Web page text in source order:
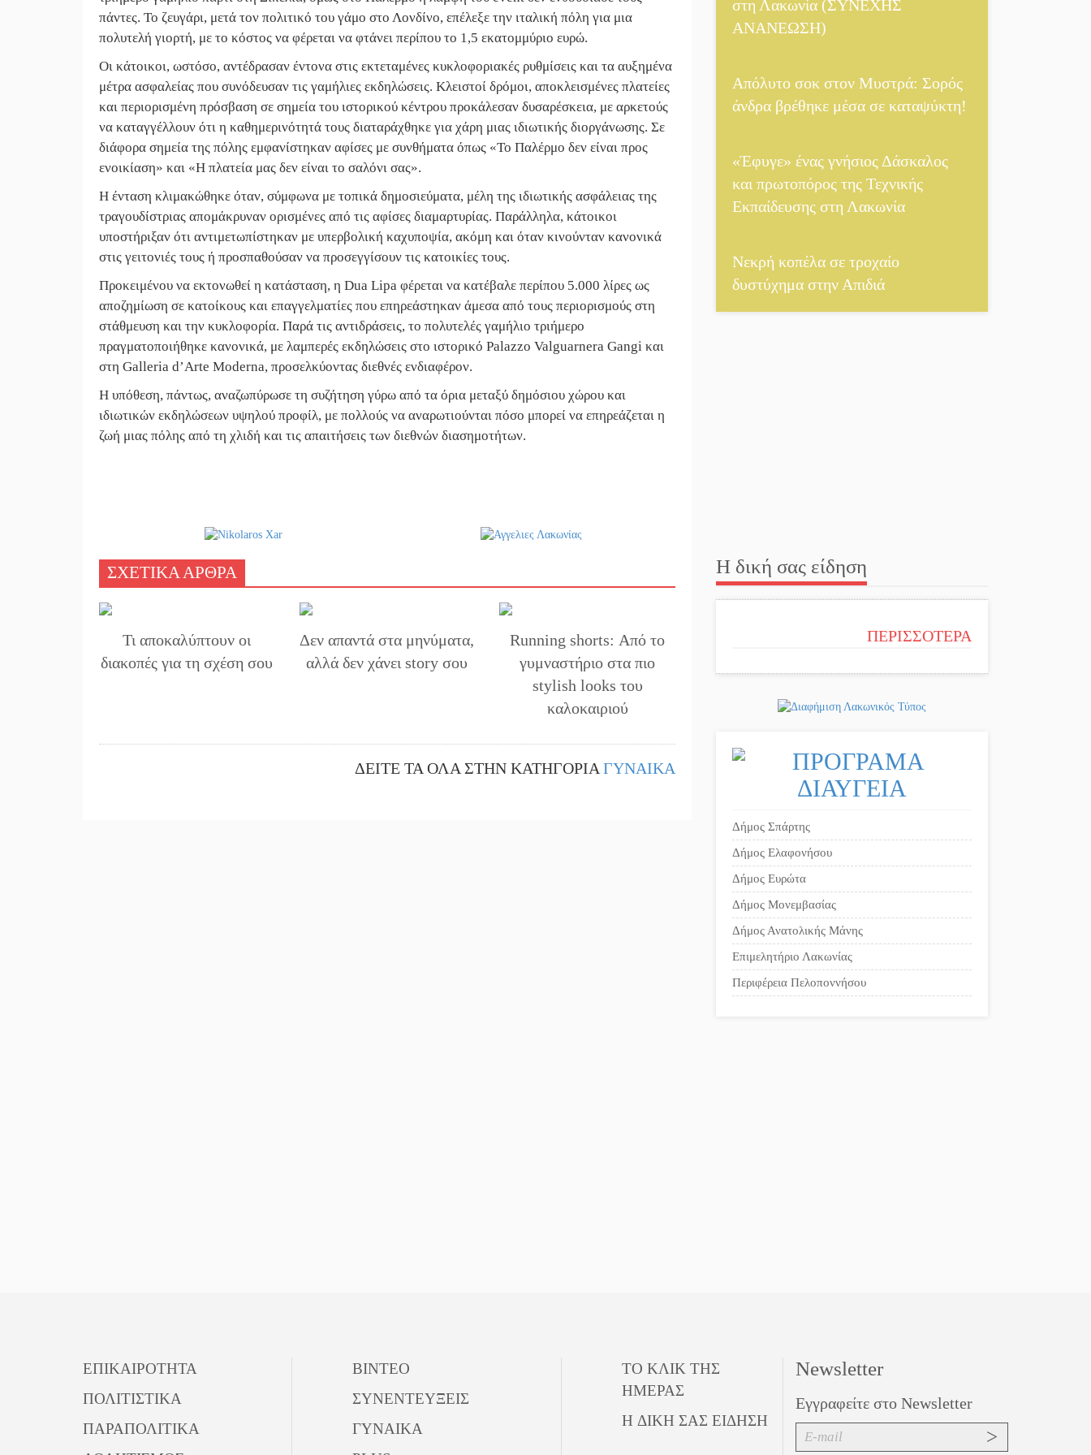
|| Η Έρη Ρίτσου σχολιάζει τα… τραγελαφικά των «κληρονόμων»
|| Η ψυχολογία της ανατροπής στο ποδόσφαιρο
πάντες. Το ζευγάρι, μετά τον πολιτικό του γάμο στο Λονδίνο, επέλεξε την ιταλική πόλη για μια
πολυτελή γιορτή, με το κόστος να φέρεται να φτάνει περίπου το 1,5 εκατομμύριο ευρώ.
Οι κάτοικοι, ωστόσο, αντέδρασαν έντονα στις εκτεταμένες κυκλοφοριακές ρυθμίσεις και τα αυξημένα
μέτρα ασφαλείας που συνόδευσαν τις γαμήλιες εκδηλώσεις. Κλειστοί δρόμοι, αποκλεισμένες πλατείες
και περιορισμένη πρόσβαση σε σημεία του ιστορικού κέντρου προκάλεσαν δυσαρέσκεια, με αρκετούς
να καταγγέλλουν ότι η καθημερινότητά τους διαταράχθηκε για χάρη μιας ιδιωτικής διοργάνωσης. Σε
διάφορα σημεία της πόλης εμφανίστηκαν αφίσες με συνθήματα όπως «Το Παλέρμο δεν είναι προς
ενοικίαση» και «Η πλατεία μας δεν είναι το σαλόνι σας».
Η ένταση κλιμακώθηκε όταν, σύμφωνα με τοπικά δημοσιεύματα, μέλη της ιδιωτικής ασφάλειας της
τραγουδίστριας απομάκρυναν ορισμένες από τις αφίσες διαμαρτυρίας. Παράλληλα, κάτοικοι
υποστήριξαν ότι αντιμετωπίστηκαν με υπερβολική καχυποψία, ακόμη και όταν κινούνταν κανονικά
στις γειτονιές τους ή προσπαθούσαν να προσεγγίσουν τις κατοικίες τους.
Προκειμένου να εκτονωθεί η κατάσταση, η Dua Lipa φέρεται να κατέβαλε περίπου 5.000 λίρες ως
αποζημίωση σε κατοίκους και επαγγελματίες που επηρεάστηκαν άμεσα από τους περιορισμούς στη
στάθμευση και την κυκλοφορία. Παρά τις αντιδράσεις, το πολυτελές γαμήλιο τριήμερο
πραγματοποιήθηκε κανονικά, με λαμπερές εκδηλώσεις στο ιστορικό Palazzo Valguarnera Gangi και
στη Galleria d’Arte Moderna, προσελκύοντας διεθνές ενδιαφέρον.
Η υπόθεση, πάντως, αναζωπύρωσε τη συζήτηση γύρω από τα όρια μεταξύ δημόσιου χώρου και
ιδιωτικών εκδηλώσεων υψηλού προφίλ, με πολλούς να αναρωτιούνται πόσο μπορεί να επηρεάζεται η
ζωή μιας πόλης από τη χλιδή και τις απαιτήσεις των διεθνών διασημοτήτων.
ΣΧΕΤΙΚΑ ΑΡΘΡΑ
Τι αποκαλύπτουν οι
διακοπές για τη σχέση σου
Δεν απαντά στα μηνύματα,
αλλά δεν χάνει story σου
Running shorts: Από το
γυμναστήριο στα πιο
stylish looks του
καλοκαιριού
ΔΕΙΤΕ ΤΑ ΟΛΑ ΣΤΗΝ ΚΑΤΗΓΟΡΙΑ ΓΥΝΑΙΚΑ
στη Λακωνία (ΣΥΝΕΧΗΣ
ΑΝΑΝΕΩΣΗ)
Απόλυτο σοκ στον Μυστρά: Σορός
άνδρα βρέθηκε μέσα σε καταψύκτη!
«Έφυγε» ένας γνήσιος Δάσκαλος
και πρωτοπόρος της Τεχνικής
Εκπαίδευσης στη Λακωνία
Νεκρή κοπέλα σε τροχαίο
δυστύχημα στην Απιδιά
Η δική σας είδηση
ΠΕΡΙΣΣΟΤΕΡΑ
Δήμος Σπάρτης
Δήμος Ελαφονήσου
Δήμος Ευρώτα
Δήμος Μονεμβασίας
Δήμος Ανατολικής Μάνης
Επιμελητήριο Λακωνίας
Περιφέρεια Πελοποννήσου
ΕΠΙΚΑΙΡΟΤΗΤΑ
ΠΟΛΙΤΙΣΤΙΚΑ
ΠΑΡΑΠΟΛΙΤΙΚΑ
ΒΙΝΤΕΟ
ΣΥΝΕΝΤΕΥΞΕΙΣ
ΓΥΝΑΙΚΑ
ΤΟ ΚΛΙΚ ΤΗΣ
ΗΜΕΡΑΣ
Η ΔΙΚΗ ΣΑΣ ΕΙΔΗΣΗ
Newsletter
Εγγραφείτε στο Newsletter